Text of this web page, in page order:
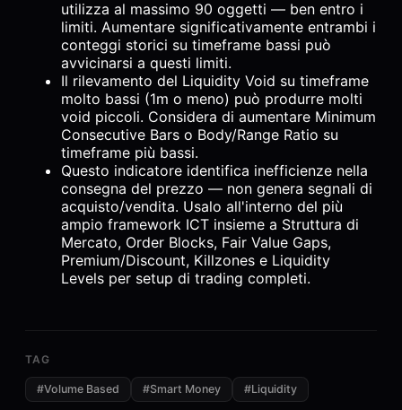
utilizza al massimo 90 oggetti — ben entro i
limiti. Aumentare significativamente entrambi i
conteggi storici su timeframe bassi può
avvicinarsi a questi limiti.
Il rilevamento del Liquidity Void su timeframe
molto bassi (1m o meno) può produrre molti
void piccoli. Considera di aumentare Minimum
Consecutive Bars o Body/Range Ratio su
timeframe più bassi.
Questo indicatore identifica inefficienze nella
consegna del prezzo — non genera segnali di
acquisto/vendita. Usalo all'interno del più
ampio framework ICT insieme a Struttura di
Mercato, Order Blocks, Fair Value Gaps,
Premium/Discount, Killzones e Liquidity
Levels per setup di trading completi.
TAG
#Volume Based #Smart Money #Liquidity